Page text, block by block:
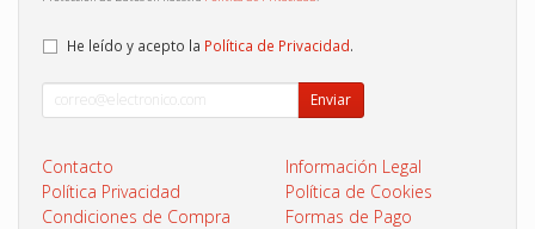
He leído y acepto la Política de Privacidad.
Enviar
Contacto
Información Legal
Política Privacidad
Política de Cookies
Condiciones de Compra
Formas de Pago